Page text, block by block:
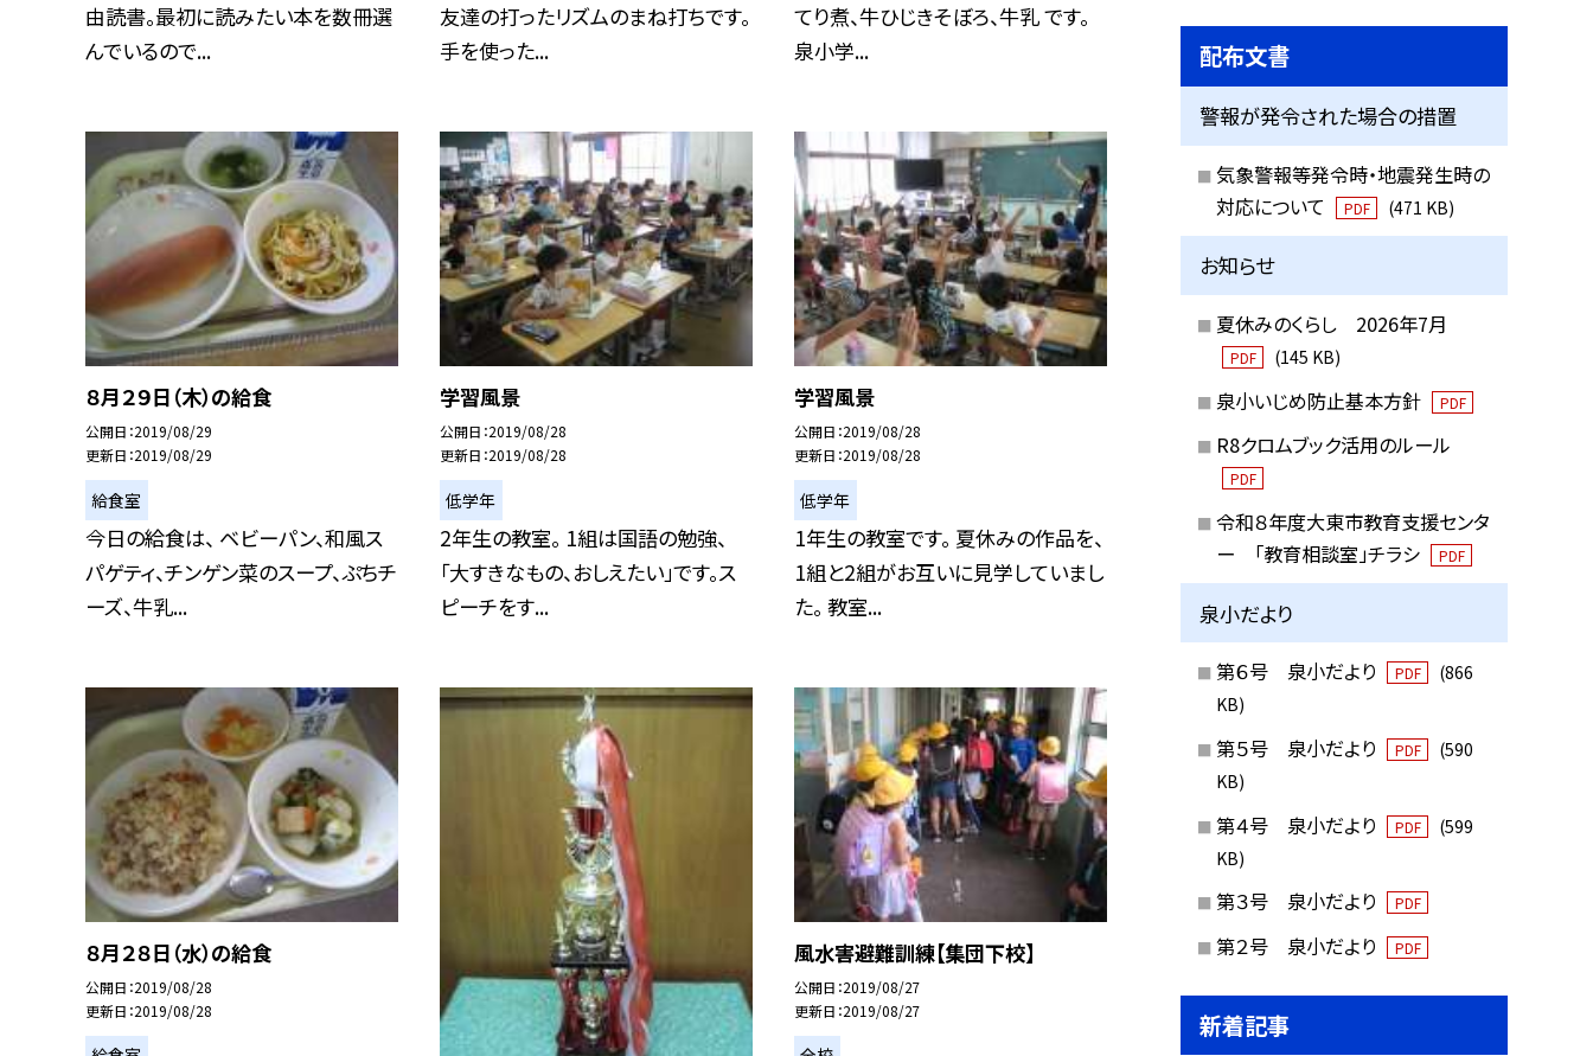
由読書。最初に読みたい本を数冊選
んでいるので...
友達の打ったリズムのまね打ちです。
手を使った...
てり煮、牛ひじきそぼろ、牛乳 です。
泉小学...
８月２９日（木）の給食
公開日 2019/08/29
更新日 2019/08/29
給食室
今日の給食は、 ベビーパン、和風ス
パゲティ、チンゲン菜のスープ、ぷちチ
ーズ、牛乳...
学習風景
公開日 2019/08/28
更新日 2019/08/28
低学年
2年生の教室。 1組は国語の勉強、
「大すきなもの、おしえたい」です。ス
ピーチをす...
学習風景
公開日 2019/08/28
更新日 2019/08/28
低学年
1年生の教室です。 夏休みの作品を、
1組と2組がお互いに見学していまし
た。 教室...
８月２８日（水）の給食
公開日 2019/08/28
更新日 2019/08/28
風水害避難訓練【集団下校】
公開日 2019/08/27
更新日 2019/08/27
配布文書
警報が発令された場合の措置
気象警報等発令時・地震発生時の
対応について
PDF (471 KB)
お知らせ
夏休みのくらし 2026年7月
PDF (145 KB)
泉小いじめ防止基本方針 PDF
R8クロムブック活用のルール
PDF
令和８年度大東市教育支援センタ
ー 「教育相談室」チラシ
PDF
泉小だより
第６号 泉小だより PDF
(866
KB)
第５号 泉小だより PDF
(590
KB)
第４号 泉小だより PDF
(599
KB)
第３号 泉小だより PDF
第２号 泉小だより PDF
新着記事